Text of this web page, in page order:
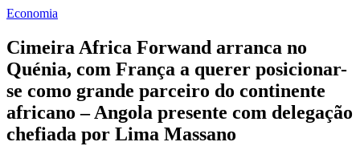
Economia
Cimeira Africa Forwand arranca no
Quénia, com França a querer posicionar-
se como grande parceiro do continente
africano – Angola presente com delegação
chefiada por Lima Massano